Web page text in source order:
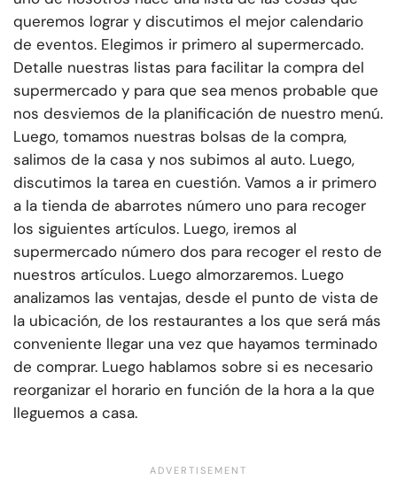
queremos lograr y discutimos el mejor calendario
de eventos. Elegimos ir primero al supermercado.
Detalle nuestras listas para facilitar la compra del
supermercado y para que sea menos probable que
nos desviemos de la planificación de nuestro menú.
Luego, tomamos nuestras bolsas de la compra,
salimos de la casa y nos subimos al auto. Luego,
discutimos la tarea en cuestión. Vamos a ir primero
a la tienda de abarrotes número uno para recoger
los siguientes artículos. Luego, iremos al
supermercado número dos para recoger el resto de
nuestros artículos. Luego almorzaremos. Luego
analizamos las ventajas, desde el punto de vista de
la ubicación, de los restaurantes a los que será más
conveniente llegar una vez que hayamos terminado
de comprar. Luego hablamos sobre si es necesario
reorganizar el horario en función de la hora a la que
lleguemos a casa.